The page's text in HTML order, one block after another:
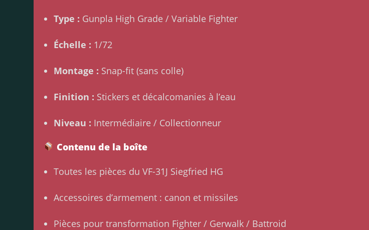
Type : Gunpla High Grade / Variable Fighter
Échelle : 1/72
Montage : Snap-fit (sans colle)
Finition : Stickers et décalcomanies à l’eau
Niveau : Intermédiaire / Collectionneur
Contenu de la boîte
Toutes les pièces du VF-31J Siegfried HG
Accessoires d’armement : canon et missiles
Pièces pour transformation Fighter / Gerwalk / Battroid